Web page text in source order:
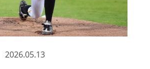
2026.05.13